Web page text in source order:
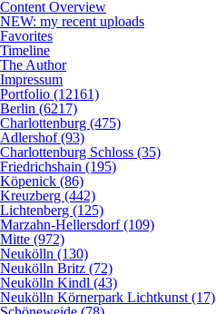
Content Overview
NEW: my recent uploads
Favorites
Timeline
The Author
Impressum
Portfolio (12161)
Berlin (6217)
Charlottenburg (475)
Adlershof (93)
Charlottenburg Schloss (35)
Friedrichshain (195)
Köpenick (86)
Kreuzberg (442)
Lichtenberg (125)
Marzahn-Hellersdorf (109)
Mitte (972)
Neukölln (130)
Neukölln Britz (72)
Neukölln Kindl (43)
Neukölln Körnerpark Lichtkunst (17)